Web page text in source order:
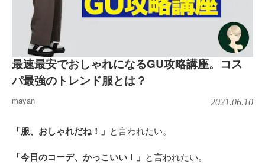
最速最安でおしゃれになるGU攻略講座。コス
パ最強のトレンド服とは？
mayan 2021.06.10
「服、おしゃれだね！」 と言われたい。
「今日のコーデ、かっこいい！」 と言われたい。